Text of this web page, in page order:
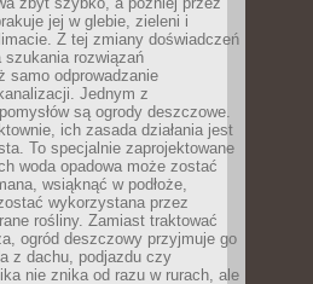
jej w glebie, zieleni i
Z tej zmiany doświadczeń
szukania rozwiązań
samo odprowadzanie
Jednym z
są ogrody deszczowe.
ich zasada działania jest
To specjalnie zaprojektowane
woda opadowa może zostać
wsiąknąć w podłoże,
wykorzystana przez
rośliny. Zamiast traktować
ogród deszczowy przyjmuje go
z dachu, podjazdu czy
nie znika od razu w rurach, ale